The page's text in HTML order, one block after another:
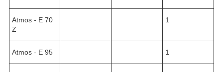
Atmos - E 70
Z
1
Atmos - E 95 1